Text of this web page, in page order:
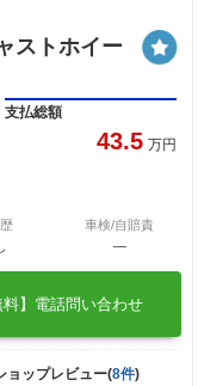
ストホイー
支払総額
43.5 万円
車検/自賠責
―
料】電話問い合わせ
ョップレビュー(8件)